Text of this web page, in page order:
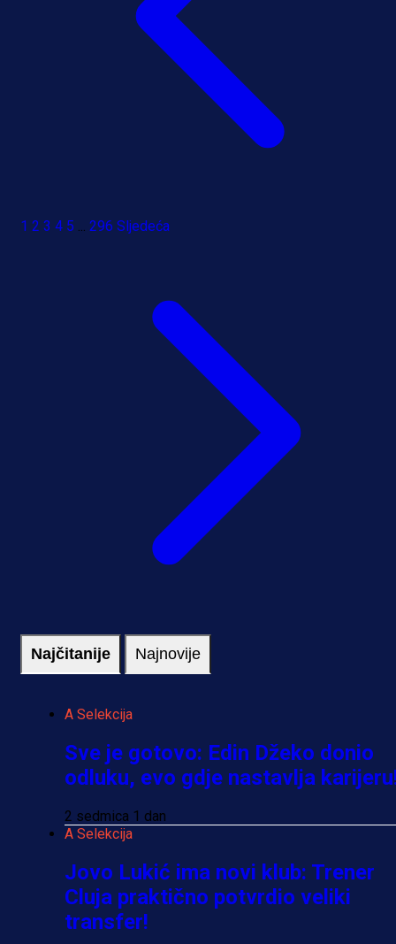
1 2 3 4 5 ... 296 Sljedeća
Najčitanije Najnovije
A Selekcija
Sve je gotovo: Edin Džeko donio
odluku, evo gdje nastavlja
2 sedmica 1 dan
A Selekcija
Jovo Lukić ima novi klub: Trener
Cluja praktično potvrdio veliki
transfer!